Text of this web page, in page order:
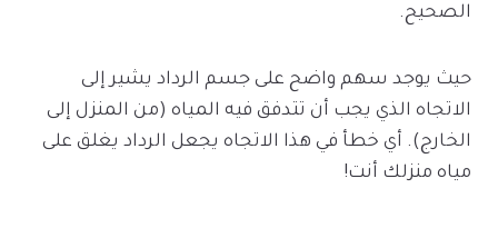
الصحيح.
حيث يوجد سهم واضح على جسم الرداد يشير إلى
الاتجاه الذي يجب أن تتدفق فيه المياه (من المنزل إلى
الخارج). أي خطأ في هذا الاتجاه يجعل الرداد يغلق على
مياه منزلك أنت!